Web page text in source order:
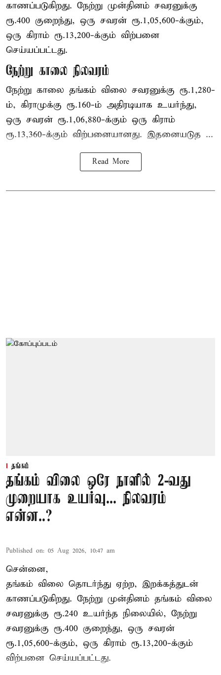
காணப்படுகிறது. நேற்று முன்தினம் சவரனுக்கு
ரூ.400 குறைந்து, ஒரு சவரன் ரூ.1,05,600-க்கும்,
ஒரு கிராம் ரூ.13,200-க்கும் விற்பனை
செய்யப்பட்டது.
நேற்று காலை நிலவரம்
நேற்று காலை தங்கம் விலை சவரனுக்கு ரூ.1,280-
ம், கிராமுக்கு ரூ.160-ம் அதிரடியாக உயர்ந்து,
ஒரு சவரன் ரூ.1,06,880-க்கும் ஒரு கிராம்
ரூ.13,360-க்கும் விற்பனையானது. இதனையடுத ...
Read More
தங்கம்
தங்கம் விலை ஒரே நாளில் 2-வது
முறையாக உயர்வு... நிலவரம்
என்ன..?
Published on: 05 Aug 2026, 10:47 am
சென்னை,
தங்கம் விலை தொடர்ந்து ஏற்ற, இறக்கத்துடன்
காணப்படுகிறது. நேற்று முன்தினம் தங்கம் விலை
சவரனுக்கு ரூ.240 உயர்ந்த நிலையில், நேற்று
சவரனுக்கு ரூ.400 குறைந்து, ஒரு சவரன்
ரூ.1,05,600-க்கும், ஒரு கிராம் ரூ.13,200-க்கும்
விற்பனை செய்யப்பட்டது.